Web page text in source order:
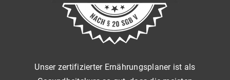
Unser zertifizierter Ernährungsplaner ist als